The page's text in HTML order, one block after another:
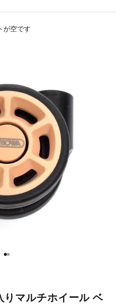
が空です
項目に移動する 1
項目に移動する 2
りマルチホイール ベ